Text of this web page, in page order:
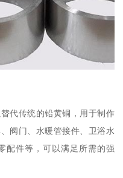
代传统的铅黄铜，用于制作
阀门、水暖管接件、卫浴水
配件等，可以满足所需的强